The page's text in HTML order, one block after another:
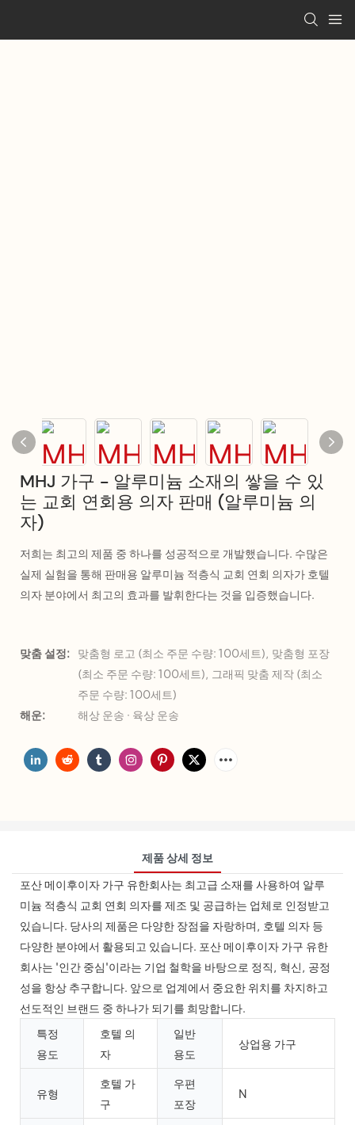
MHJ 가구 - 알루미늄 소재의 쌓을 수 있
는 교회 연회용 의자 판매 (알루미늄 의
자)
저희는 최고의 제품 중 하나를 성공적으로 개발했습니다. 수많은
실제 실험을 통해 판매용 알루미늄 적층식 교회 연회 의자가 호텔
의자 분야에서 최고의 효과를 발휘한다는 것을 입증했습니다.
맞춤 설정:
맞춤형 로고 (최소 주문 수량: 100세트), 맞춤형 포장
(최소 주문 수량: 100세트), 그래픽 맞춤 제작 (최소
주문 수량: 100세트)
해운:
해상 운송 · 육상 운송
제품 상세 정보
포산 메이후이자 가구 유한회사는 최고급 소재를 사용하여 알루
미늄 적층식 교회 연회 의자를 제조 및 공급하는 업체로 인정받고
있습니다. 당사의 제품은 다양한 장점을 자랑하며, 호텔 의자 등
다양한 분야에서 활용되고 있습니다. 포산 메이후이자 가구 유한
회사는 '인간 중심'이라는 기업 철학을 바탕으로 정직, 혁신, 공정
성을 항상 추구합니다. 앞으로 업계에서 중요한 위치를 차지하고
선도적인 브랜드 중 하나가 되기를 희망합니다.
특정
용도
호텔 의
자
일반
용도
상업용 가구
유형
호텔 가
구
우편
포장
N